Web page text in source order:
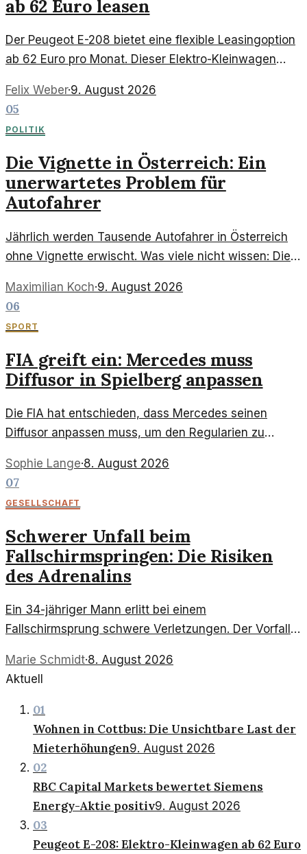
ab 62 Euro leasen
Der Peugeot E-208 bietet eine flexible Leasingoption
ab 62 Euro pro Monat. Dieser Elektro-Kleinwagen
umfangreichen Funktionen.
Felix Weber·9. August 2026
05
POLITIK
Die Vignette in Österreich: Ein
unerwartetes Problem für
Autofahrer
Jährlich werden Tausende Autofahrer in Österreich
ohne Vignette erwischt. Was viele nicht wissen: Die
wir das System ändern?
Maximilian Koch·9. August 2026
06
SPORT
FIA greift ein: Mercedes muss
Diffusor in Spielberg anpassen
Die FIA hat entschieden, dass Mercedes seinen
Diffusor anpassen muss, um den Regularien zu
auf das Team in Spielberg.
Sophie Lange·8. August 2026
07
GESELLSCHAFT
Schwerer Unfall beim
Fallschirmspringen: Die Risiken
des Adrenalins
Ein 34-jähriger Mann erlitt bei einem
Fallschirmsprung schwere Verletzungen. Der Vorfall
Sicherheitsmaßnahmen beim Extremsport auf.
Marie Schmidt·8. August 2026
Aktuell
01
Wohnen in Cottbus: Die Unsichtbare Last der
Mieterhöhungen9. August 2026
02
RBC Capital Markets bewertet Siemens
Energy-Aktie positiv9. August 2026
03
Peugeot E-208: Elektro-Kleinwagen ab 62 Euro